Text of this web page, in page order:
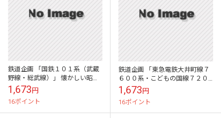
鉄道企画 「国鉄１０１系（武蔵
野線・総武線）」 懐かしい昭和
の鉄道音CD
1,673円
16ポイント
鉄道企画 「東急電鉄大井町線７
６００系・こどもの国線７２０
０系」 懐かしい昭和の鉄道音CD
1,673円
16ポイント